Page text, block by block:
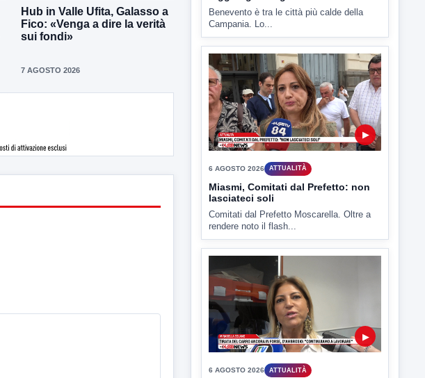
Hub in Valle Ufita, Galasso a
Fico: «Venga a dire la verità
sui fondi»
7 AGOSTO 2026
▶
6 AGOSTO 2026 ATTUALITÀ
Miasmi, Comitati dal Prefetto: non
lasciateci soli
Comitati dal Prefetto Moscarella. Oltre a
rendere noto il flash...
6 AGOSTO 2026 ATTUALITÀ
Tirata del Carro ancora in forse,
D'Ambrosio: continuiamo a lavorare
L'assessore comunale alla Cultura di